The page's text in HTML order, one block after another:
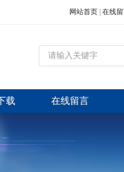
网站首页 在线
载 在线留言